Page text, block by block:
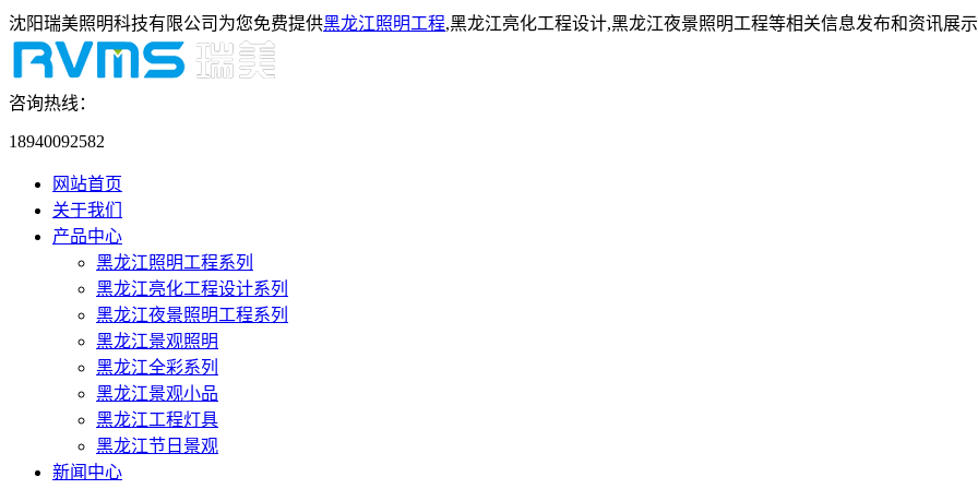
沈阳瑞美照明科技有限公司为您免费提供黑龙江照明工程,黑龙江亮化工程设计,黑龙江夜景照明工程等相关信息发布和资讯展示
咨询热线：
18940092582
网站首页
关于我们
产品中心
黑龙江照明工程系列
黑龙江亮化工程设计系列
黑龙江夜景照明工程系列
黑龙江景观照明
黑龙江全彩系列
黑龙江景观小品
黑龙江工程灯具
黑龙江节日景观
新闻中心